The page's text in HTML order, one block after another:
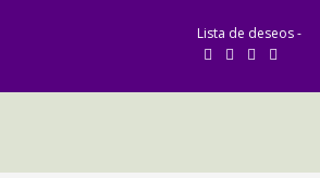
Lista de deseos -